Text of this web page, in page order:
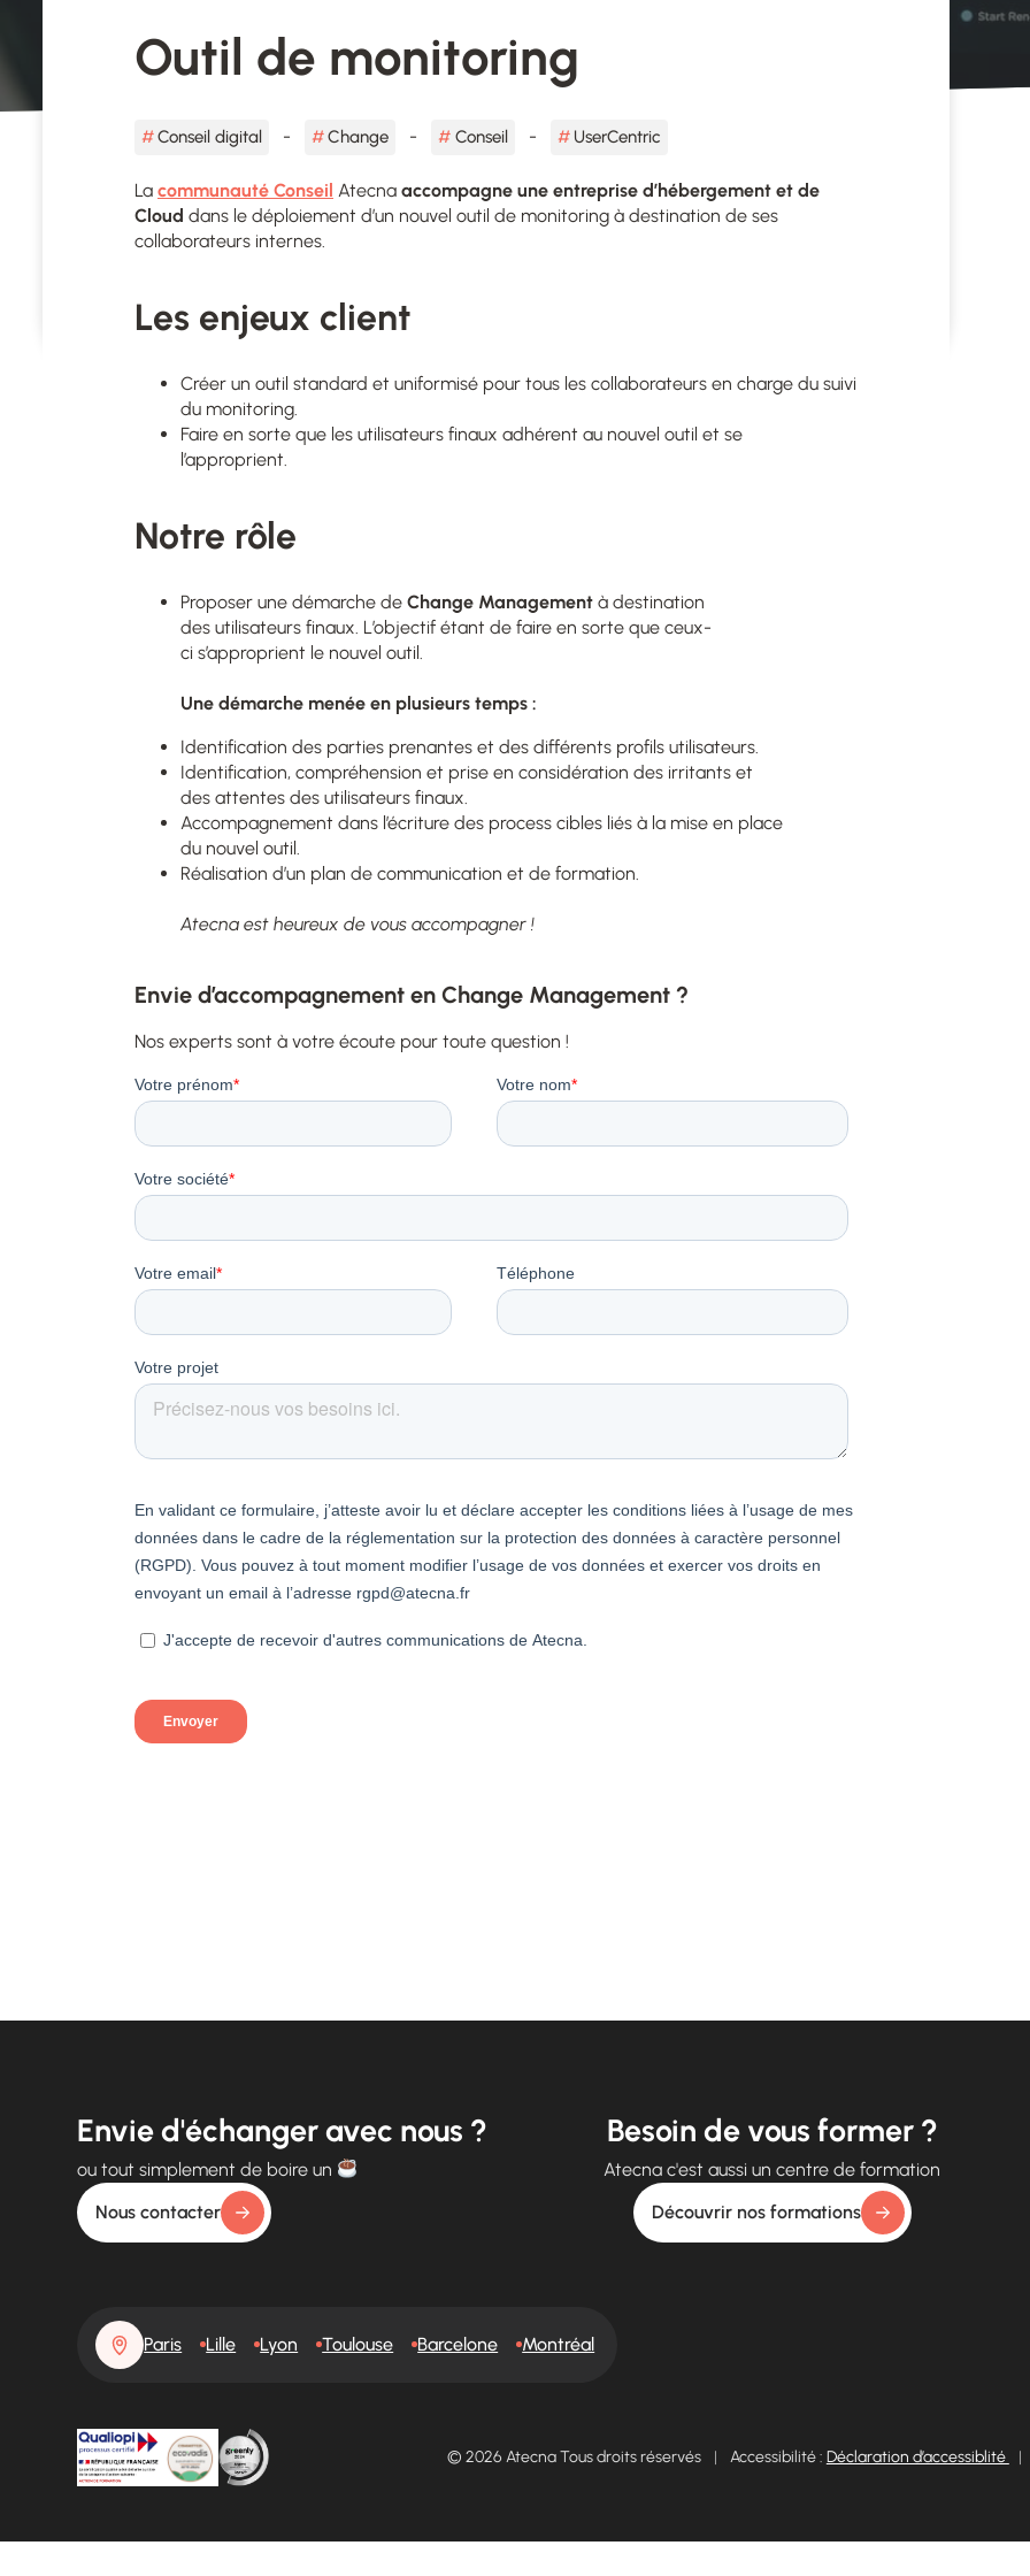
Outil de monitoring
Conseil digital Change Conseil UserCentric
La communauté Conseil Atecna accompagne une entreprise d’hébergement et de
Cloud dans le déploiement d’un nouvel outil de monitoring à destination de ses
collaborateurs internes.
Les enjeux client
Créer un outil standard et uniformisé pour tous les collaborateurs en charge du suivi
du monitoring.
Faire en sorte que les utilisateurs finaux adhérent au nouvel outil et se
l’approprient.
Notre rôle
Proposer une démarche de Change Management à destination
des utilisateurs finaux. L’objectif étant de faire en sorte que ceux-
ci s’approprient le nouvel outil.
Une démarche menée en plusieurs temps :
Identification des parties prenantes et des différents profils utilisateurs.
Identification, compréhension et prise en considération des irritants et
des attentes des utilisateurs finaux.
Accompagnement dans l’écriture des process cibles liés à la mise en place
du nouvel outil.
Réalisation d’un plan de communication et de formation.
Atecna est heureux de vous accompagner !
Envie d’accompagnement en Change Management ?
Nos experts sont à votre écoute pour toute question !
Envie d'échanger avec nous ?
ou tout simplement de boire un
Nous contacter
Besoin de vous former ?
Atecna c'est aussi un centre de formation
Découvrir nos formations
Paris Lille Lyon Toulouse Barcelone Montréal
© 2026 Atecna Tous droits réservés | Accessibilité : Déclaration d’accessiblité |